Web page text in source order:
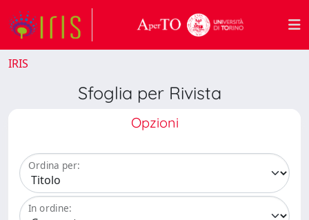
IRIS
Sfoglia per Rivista
Opzioni
Ordina per:
In ordine: